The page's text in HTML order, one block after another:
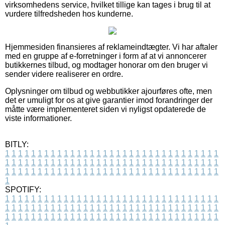
virksomhedens service, hvilket tillige kan tages i brug til at
vurdere tilfredsheden hos kunderne.
Hjemmesiden finansieres af reklameindtægter. Vi har aftaler
med en gruppe af e-forretninger i form af at vi annoncerer
butikkernes tilbud, og modtager honorar om den bruger vi
sender videre realiserer en ordre.
Oplysninger om tilbud og webbutikker ajourføres ofte, men
det er umuligt for os at give garantier imod forandringer der
måtte være implementeret siden vi nyligst opdaterede de
viste informationer.
BITLY:
1 1 1 1 1 1 1 1 1 1 1 1 1 1 1 1 1 1 1 1 1 1 1 1 1 1 1 1 1 1 1 1 1
1 1 1 1 1 1 1 1 1 1 1 1 1 1 1 1 1 1 1 1 1 1 1 1 1 1 1 1 1 1 1 1 1
1 1 1 1 1 1 1 1 1 1 1 1 1 1 1 1 1 1 1 1 1 1 1 1 1 1 1 1 1 1 1 1 1
1
SPOTIFY:
1 1 1 1 1 1 1 1 1 1 1 1 1 1 1 1 1 1 1 1 1 1 1 1 1 1 1 1 1 1 1 1 1
1 1 1 1 1 1 1 1 1 1 1 1 1 1 1 1 1 1 1 1 1 1 1 1 1 1 1 1 1 1 1 1 1
1 1 1 1 1 1 1 1 1 1 1 1 1 1 1 1 1 1 1 1 1 1 1 1 1 1 1 1 1 1 1 1 1